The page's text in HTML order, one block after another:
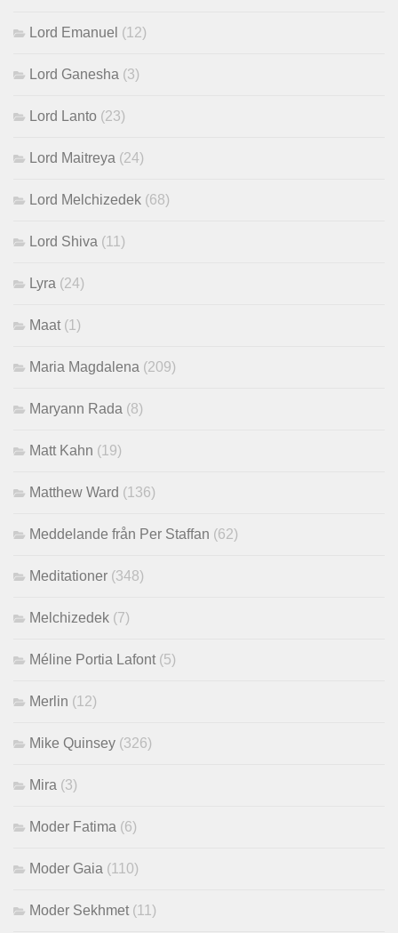
Lord Emanuel (12)
Lord Ganesha (3)
Lord Lanto (23)
Lord Maitreya (24)
Lord Melchizedek (68)
Lord Shiva (11)
Lyra (24)
Maat (1)
Maria Magdalena (209)
Maryann Rada (8)
Matt Kahn (19)
Matthew Ward (136)
Meddelande från Per Staffan (62)
Meditationer (348)
Melchizedek (7)
Méline Portia Lafont (5)
Merlin (12)
Mike Quinsey (326)
Mira (3)
Moder Fatima (6)
Moder Gaia (110)
Moder Sekhmet (11)